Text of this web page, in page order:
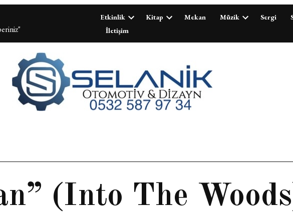
Etkinlik Kitap Mekan Müzik Sergi
İletişim
(Into The